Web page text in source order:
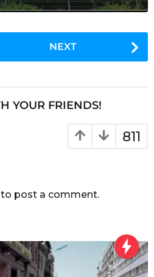
NEXT
YOUR FRIENDS!
811
to post a comment.